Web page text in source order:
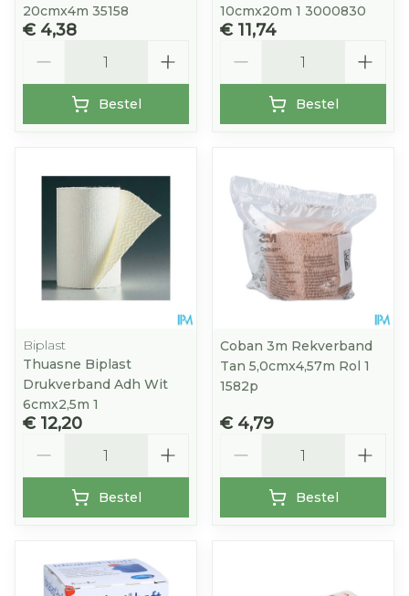
20cmx4m 35158
€ 4,38
Bestel
10cmx20m 1 3000830
€ 11,74
Bestel
Biplast
Thuasne Biplast
Drukverband Adh Wit
6cmx2,5m 1
€ 12,20
Bestel
Coban 3m Rekverband
Tan 5,0cmx4,57m Rol 1
1582p
€ 4,79
Bestel